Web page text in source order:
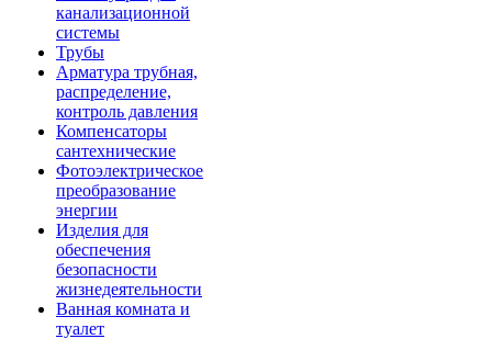
канализационной
системы
Трубы
Арматура трубная,
распределение,
контроль давления
Компенсаторы
сантехнические
Фотоэлектрическое
преобразование
энергии
Изделия для
обеспечения
безопасности
жизнедеятельности
Ванная комната и
туалет